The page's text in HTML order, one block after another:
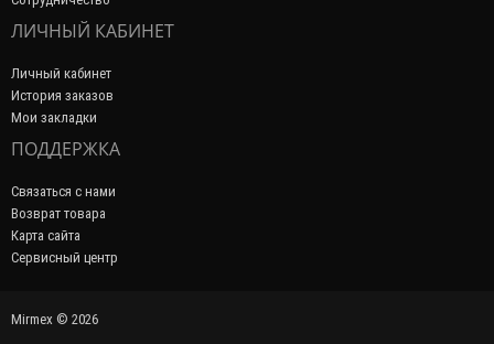
ЛИЧНЫЙ КАБИНЕТ
Личный кабинет
История заказов
Мои закладки
ПОДДЕРЖКА
Связаться с нами
Возврат товара
Карта сайта
Сервисный центр
Mirmex © 2026